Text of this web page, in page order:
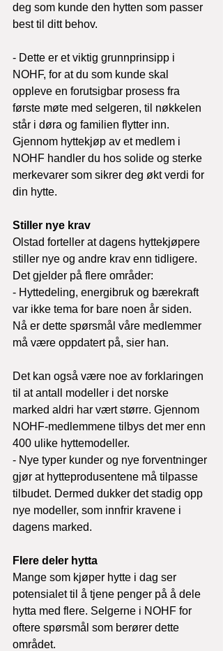
deg som kunde den hytten som passer
best til ditt behov.
- Dette er et viktig grunnprinsipp i
NOHF, for at du som kunde skal
oppleve en forutsigbar prosess fra
første møte med selgeren, til nøkkelen
står i døra og familien flytter inn.
Gjennom hyttekjøp av et medlem i
NOHF handler du hos solide og sterke
merkevarer som sikrer deg økt verdi for
din hytte.
Stiller nye krav
Olstad forteller at dagens hyttekjøpere
stiller nye og andre krav enn tidligere.
Det gjelder på flere områder:
- Hyttedeling, energibruk og bærekraft
var ikke tema for bare noen år siden.
Nå er dette spørsmål våre medlemmer
må være oppdatert på, sier han.
Det kan også være noe av forklaringen
til at antall modeller i det norske
marked aldri har vært større. Gjennom
NOHF-medlemmene tilbys det mer enn
400 ulike hyttemodeller.
- Nye typer kunder og nye forventninger
gjør at hytteprodusentene må tilpasse
tilbudet. Dermed dukker det stadig opp
nye modeller, som innfrir kravene i
dagens marked.
Flere deler hytta
Mange som kjøper hytte i dag ser
potensialet til å tjene penger på å dele
hytta med flere. Selgerne i NOHF for
oftere spørsmål som berører dette
området.